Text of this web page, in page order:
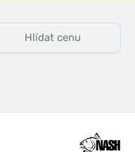
Hlídat cenu